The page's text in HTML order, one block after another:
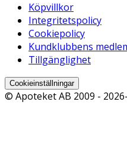
Köpvillkor
Integritetspolicy
Cookiepolicy
Kundklubbens
Tillgänglighet
Cookieinställningar
© Apoteket AB 2009 -